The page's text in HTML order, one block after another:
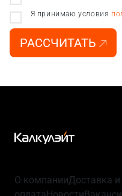
Я принимаю условия
РАССЧИТАТЬ
О компанииДоставка и